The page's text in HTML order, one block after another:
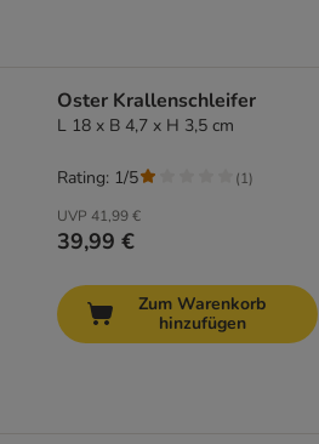
Oster Krallenschleifer
L 18 x B 4,7 x H 3,5 cm
UVP 41,99 €
39,99 €
Rating: 1/5 (1)
Zum Warenkorb
hinzufügen